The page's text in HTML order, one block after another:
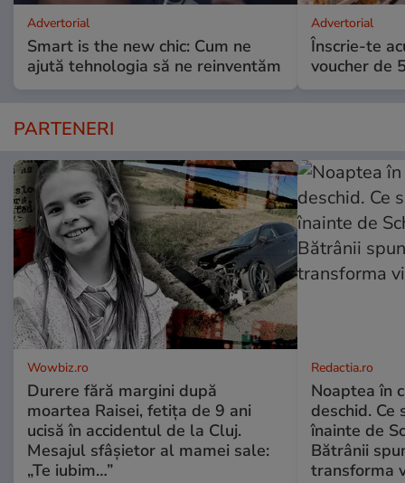
Advertorial
Smart is the new chic: Cum ne
ajută tehnologia să ne reinventăm
Advertorial
Înscrie-te
voucher de
PARTENERI
Wowbiz.ro
Durere fără margini după
moartea Raisei, fetița de 9 ani
ucisă în accidentul de la Cluj.
Mesajul sfâșietor al mamei sale:
„Te iubim…”
Redactia.ro
Noaptea în
deschid. Ce
înainte de
Bătrânii
transforma